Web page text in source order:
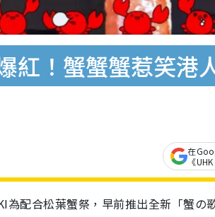
紅！蟹蟹蟹惹笑港
在
《
配合松葉蟹祭，早前推出全新「蟹の